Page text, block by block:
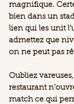
magnifique.
bien dans un
lien qui les unit
admettez que
on ne peut pas
Oubliez
restaurant
match ce qui